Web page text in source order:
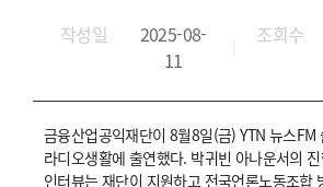
작성일
2025-08-
11
조회수
금융산업공익재단이 8월8일(금) YTN 뉴스FM
라디오생활에 출연했다. 박귀빈 아나운서의
인터뷰는 재단이 지원하고 전국언론노동조합